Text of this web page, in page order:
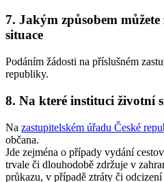
7. Jakým způsobem
situace
Podáním žádosti na příslušném
republiky.
8. Na které instituci životní
Na zastupitelském úřadu České
občana.
Jde zejména o případy vydání
trvale či dlouhodobě zdržuje v
průkazu, v případě ztráty či